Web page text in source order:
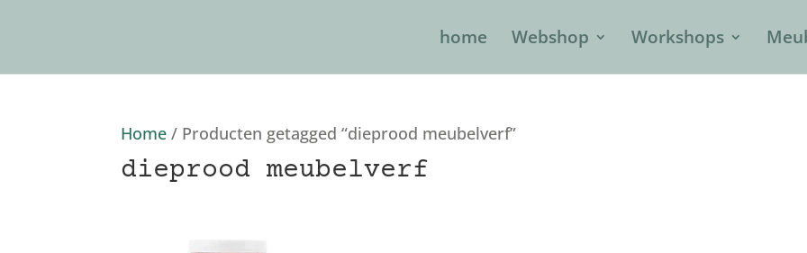
home Webshop Workshops
Home / Producten getagged “dieprood meubelverf”
dieprood meubelverf